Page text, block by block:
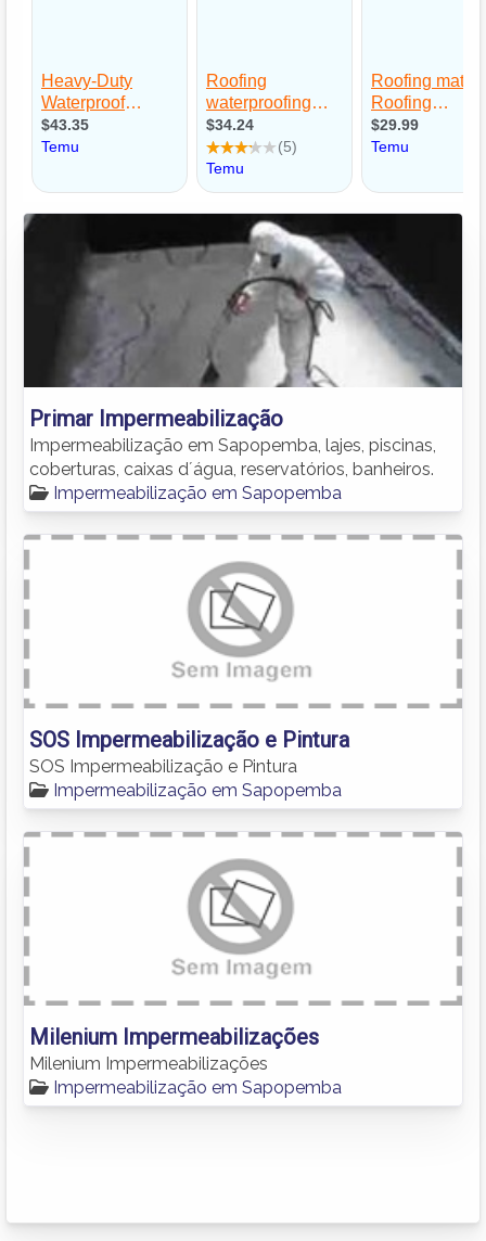
Primar Impermeabilização
Impermeabilização em Sapopemba, lajes, piscinas,
coberturas, caixas d´água, reservatórios, banheiros.
Impermeabilização em Sapopemba
SOS Impermeabilização e Pintura
SOS Impermeabilização e Pintura
Impermeabilização em Sapopemba
Milenium Impermeabilizações
Milenium Impermeabilizações
Impermeabilização em Sapopemba